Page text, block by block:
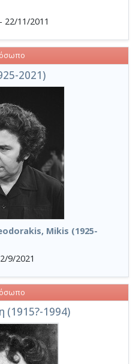
22/11/2011
2021)
Mikis (1925-
9/2021
(1915?-1994)